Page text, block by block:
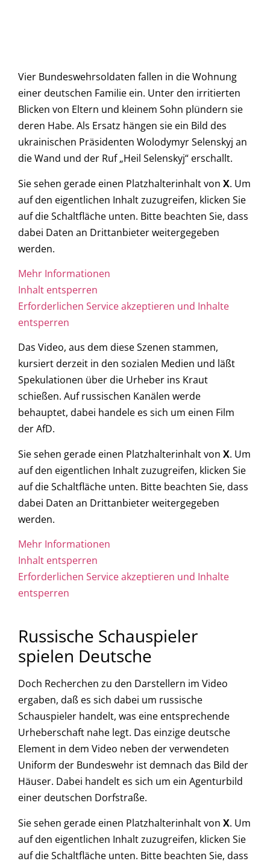
Vier Bundeswehrsoldaten fallen in die Wohnung
einer deutschen Familie ein. Unter den irritierten
Blicken von Eltern und kleinem Sohn plündern sie
deren Habe. Als Ersatz hängen sie ein Bild des
ukrainischen Präsidenten Wolodymyr Selenskyj an
die Wand und der Ruf „Heil Selenskyj“ erschallt.
Sie sehen gerade einen Platzhalterinhalt von X. Um
auf den eigentlichen Inhalt zuzugreifen, klicken Sie
auf die Schaltfläche unten. Bitte beachten Sie, dass
dabei Daten an Drittanbieter weitergegeben
werden.
Mehr Informationen
Inhalt entsperren
Erforderlichen Service akzeptieren und Inhalte
entsperren
Das Video, aus dem diese Szenen stammen,
kursiert derzeit in den sozialen Medien und läßt
Spekulationen über die Urheber ins Kraut
schießen. Auf russischen Kanälen werde
behauptet, dabei handele es sich um einen Film
der AfD.
Sie sehen gerade einen Platzhalterinhalt von X. Um
auf den eigentlichen Inhalt zuzugreifen, klicken Sie
auf die Schaltfläche unten. Bitte beachten Sie, dass
dabei Daten an Drittanbieter weitergegeben
werden.
Mehr Informationen
Inhalt entsperren
Erforderlichen Service akzeptieren und Inhalte
entsperren
Russische Schauspieler
spielen Deutsche
Doch Recherchen zu den Darstellern im Video
ergaben, daß es sich dabei um russische
Schauspieler handelt, was eine entsprechende
Urheberschaft nahe legt. Das einzige deutsche
Element in dem Video neben der verwendeten
Uniform der Bundeswehr ist demnach das Bild der
Häuser. Dabei handelt es sich um ein Agenturbild
einer deutschen Dorfstraße.
Sie sehen gerade einen Platzhalterinhalt von X. Um
auf den eigentlichen Inhalt zuzugreifen, klicken Sie
auf die Schaltfläche unten. Bitte beachten Sie, dass